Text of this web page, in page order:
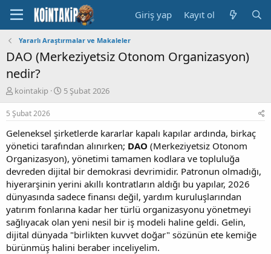
Giriş yap Kayıt ol
Yararlı Araştırmalar ve Makaleler
DAO (Merkeziyetsiz Otonom Organizasyon)
nedir?
K
o
n
y
u
B
a
ş
l
a
t
a
n
kointakip
B
a
a
n
g
ı
ç
t
a
r
i
h
i
5 Şubat 2026
5 Şubat 2026
Geleneksel şirketlerde kararlar kapalı kapılar ardında, birkaç
yönetici tarafından alınırken; DAO (Merkeziyetsiz Otonom
Organizasyon), yönetimi tamamen kodlara ve topluluğa
devreden dijital bir demokrasi devrimidir. Patronun olmadığı,
hiyerarşinin yerini akıllı kontratların aldığı bu yapılar, 2026
dünyasında sadece finansı değil, yardım kuruluşlarından
yatırım fonlarına kadar her türlü organizasyonu yönetmeyi
sağlıyacak olan yeni nesil bir iş modeli haline geldi. Gelin,
dijital dünyada "birlikten kuvvet doğar" sözünün ete kemiğe
bürünmüş halini beraber inceliyelim.